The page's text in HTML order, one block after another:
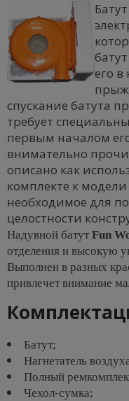
его
спускание батута
требует
первым началом
внимательно
описано как
комплекте к модели
необходимое для
целостности
Надувной батут Fun
отделения и высокую
Выполнен в разных
привлечет внимание
Батут;
Нагнетатель
Полный
Чехол-сумка;